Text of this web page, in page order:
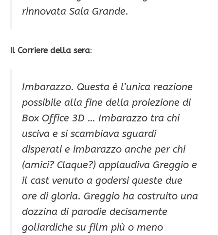
rinnovata Sala Grande.
Il Corriere della sera:
Imbarazzo. Questa è l’unica reazione
possibile alla fine della proiezione di
Box Office 3D … Imbarazzo tra chi
usciva e si scambiava sguardi
disperati e imbarazzo anche per chi
(amici? Claque?) applaudiva Greggio e
il cast venuto a godersi queste due
ore di gloria. Greggio ha costruito una
dozzina di parodie decisamente
goliardiche su film più o meno